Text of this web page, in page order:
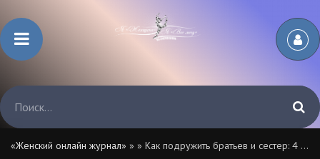
«Женский онлайн журнал» » » Как подружить братьев и сестер: 4 простых совета - «Семейные отношения»